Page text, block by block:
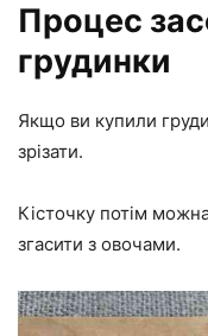
Процес
грудинки
Якщо ви купили
зрізати.
Кісточку потім
згасити з овочами.